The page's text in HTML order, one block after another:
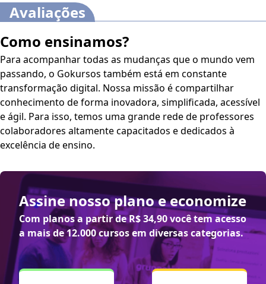
Avaliações
Como ensinamos?
Para acompanhar todas as mudanças que o mundo vem
passando, o Gokursos também está em constante
transformação digital. Nossa missão é compartilhar
conhecimento de forma inovadora, simplificada, acessível
e ágil. Para isso, temos uma grande rede de professores
colaboradores altamente capacitados e dedicados à
excelência de ensino.
Assine nosso plano e economize
Com planos a partir deR$ 34,90você tem acesso
a mais de 12.000 cursos em diversas categorias.